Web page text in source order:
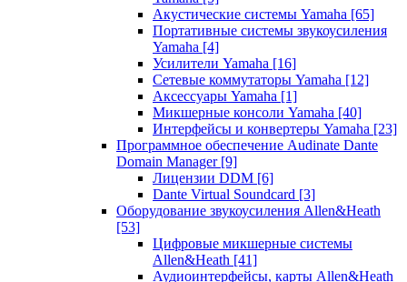
Акустические системы Yamaha [65]
Портативные системы звукоусиления
Yamaha [4]
Усилители Yamaha [16]
Сетевые коммутаторы Yamaha [12]
Аксессуары Yamaha [1]
Микшерные консоли Yamaha [40]
Интерфейсы и конвертеры Yamaha [23]
Программное обеспечение Audinate Dante
Domain Manager [9]
Лицензии DDM [6]
Dante Virtual Soundcard [3]
Оборудование звукоусиления Allen&Heath
[53]
Цифровые микшерные системы
Allen&Heath [41]
Аудиоинтерфейсы, карты Allen&Heath